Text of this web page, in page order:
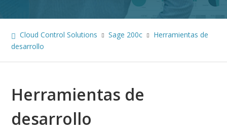
Cloud Control Solutions Sage 200c
Herramientas de
desarrollo
Herramientas de
desarrollo